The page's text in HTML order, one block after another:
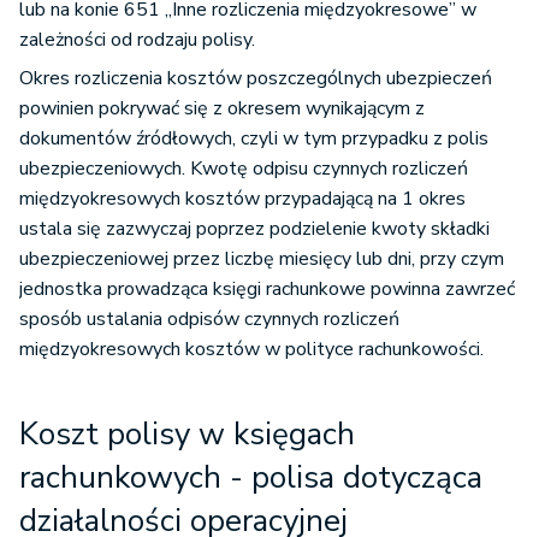
lub na konie 651 „Inne rozliczenia międzyokresowe” w
zależności od rodzaju polisy.
Okres rozliczenia kosztów poszczególnych ubezpieczeń
powinien pokrywać się z okresem wynikającym z
dokumentów źródłowych, czyli w tym przypadku z polis
ubezpieczeniowych. Kwotę odpisu czynnych rozliczeń
międzyokresowych kosztów przypadającą na 1 okres
ustala się zazwyczaj poprzez podzielenie kwoty składki
ubezpieczeniowej przez liczbę miesięcy lub dni, przy czym
jednostka prowadząca księgi rachunkowe powinna zawrzeć
sposób ustalania odpisów czynnych rozliczeń
międzyokresowych kosztów w polityce rachunkowości.
Koszt polisy w księgach
rachunkowych - polisa dotycząca
działalności operacyjnej